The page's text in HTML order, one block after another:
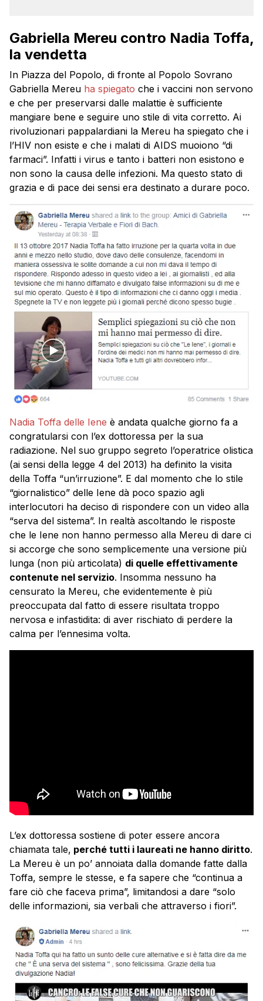
Gabriella Mereu contro Nadia Toffa,
la vendetta
In Piazza del Popolo, di fronte al Popolo Sovrano
Gabriella Mereu ha spiegato che i vaccini non servono
e che per preservarsi dalle malattie è sufficiente
mangiare bene e seguire uno stile di vita corretto. Ai
rivoluzionari pappalardiani la Mereu ha spiegato che i
l’HIV non esiste e che i malati di AIDS muoiono “di
farmaci”. Infatti i virus e tanto i batteri non esistono e
non sono la causa delle infezioni. Ma questo stato di
grazia e di pace dei sensi era destinato a durare poco.
Nadia Toffa delle Iene è andata qualche giorno fa a
congratularsi con l’ex dottoressa per la sua
radiazione. Nel suo gruppo segreto l’operatrice olistica
(ai sensi della legge 4 del 2013) ha definito la visita
della Toffa “un’irruzione”. E dal momento che lo stile
“giornalistico” delle Iene dà poco spazio agli
interlocutori ha deciso di rispondere con un video alla
“serva del sistema”. In realtà ascoltando le risposte
che le Iene non hanno permesso alla Mereu di dare ci
si accorge che sono semplicemente una versione più
lunga (non più articolata) di quelle effettivamente
contenute nel servizio. Insomma nessuno ha
censurato la Mereu, che evidentemente è più
preoccupata dal fatto di essere risultata troppo
nervosa e infastidita: di aver rischiato di perdere la
calma per l’ennesima volta.
L’ex dottoressa sostiene di poter essere ancora
chiamata tale, perché tutti i laureati ne hanno diritto.
La Mereu è un po’ annoiata dalla domande fatte dalla
Toffa, sempre le stesse, e fa sapere che “continua a
fare ciò che faceva prima”, limitandosi a dare “solo
delle informazioni, sia verbali che attraverso i fiori”.